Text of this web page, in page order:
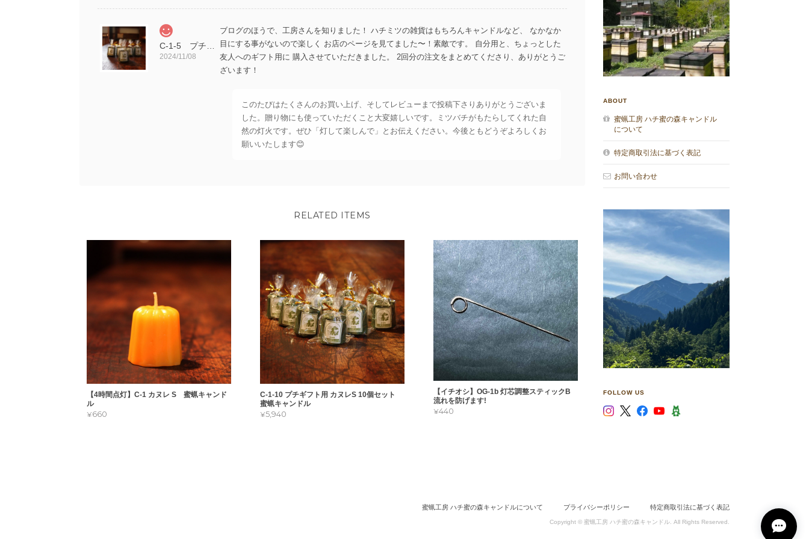
2024/11/08
ブログのほうで、工房さんを知りました！ ハチミツの雑貨はもちろんキャンドルなど、 なかなか
目にする事がないので楽しく お店のページを見てました〜！素敵です。 自分用と、ちょっとした
友人へのギフト用に 購入させていただきました。 2回分の注文をまとめてくださり、ありがとうご
ざいます！
このたびはたくさんのお買い上げ、そしてレビューまで投稿下さりありがとうございま
した。贈り物にも使っていただくこと大変嬉しいです。ミツバチがもたらしてくれた自
然の灯火です。ぜひ「灯して楽しんで」とお伝えください。今後ともどうぞよろしくお
願いいたします😊
でくださり、ありがとうございます。
このたびはお買い上げ、そしてレビューのご投稿までありがとうございます。ご友人様
へのギフトにお使いいただけて幸いです。
C-1-5 蜜蝋キャンドル プチギフト用 ラッピング カヌレS 5個セット
2021/11/24
綺麗な包装でお菓子のようです(✿︎´ ꒳ ` ) 使うのが楽しみです！
ありがとうございます。ちょっとしたプレゼントに、もらった人が喜んでもらえたらと
思いました。
体なくてまだ火をつけていないのですが、賑やかだったお盆も終わって、後片付けが終わったら、
心を落ち着かせて火を灯してみようと思います。 故郷の山形にこんな素敵なものを作るお店がある
RELATED ITEMS
【4時間点灯】C-1 カヌレ S 蜜蝋キャンド
ル
¥660
C-1-10 プチギフト用 カヌレS 10個セット
蜜蝋キャンドル
¥5,940
【イチオシ】OG-1b 灯芯調整スティックB
流れを防げます!
¥440
ABOUT
蜜蝋工房 ハチ蜜の森キャンドル
について
特定商取引法に基づく表記
お問い合わせ
FOLLOW US
蜜蝋工房 ハチ蜜の森キャンドルについて プライバシーポリシー 特定商取引法に基づく表記
Copyright © 蜜蝋工房 ハチ蜜の森キャンドル. All Rights Reserved.